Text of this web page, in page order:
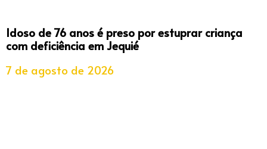
Idoso de 76 anos é preso por estuprar criança
com deficiência em Jequié
7 de agosto de 2026